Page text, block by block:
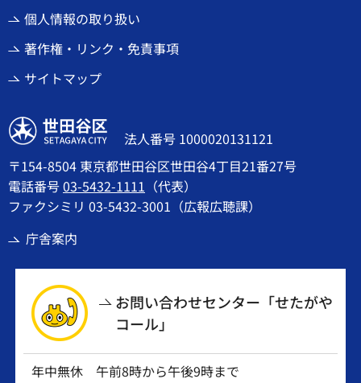
個人情報の取り扱い
著作権・リンク・免責事項
サイトマップ
世田谷区
法人番号 1000020131121
〒154-8504 東京都世田谷区世田谷4丁目21番27号
電話番号03-5432-1111 （代表）
ファクシミリ 03-5432-3001（広報広聴課）
庁舎案内
お問い合わせセンター「せたがや
コール」
年中無休 午前8時から午後9時まで